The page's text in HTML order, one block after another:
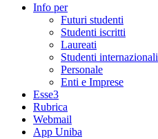
Info per
Futuri studenti
Studenti iscritti
Laureati
Studenti internazionali
Personale
Enti e Imprese
Esse3
Rubrica
Webmail
App Uniba